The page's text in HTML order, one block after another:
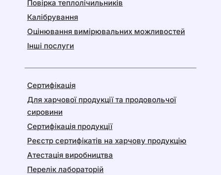
Повірка теплолічильників
Калібрування
Оцінювання вимірювальних можливостей
Інші послуги
Сертифікація
Для харчової продукції та продовольчої
сировини
Сертифікація продукції
Реєстр сертифікатів на харчову продукцію
Атестація виробництва
Перелік лабораторій